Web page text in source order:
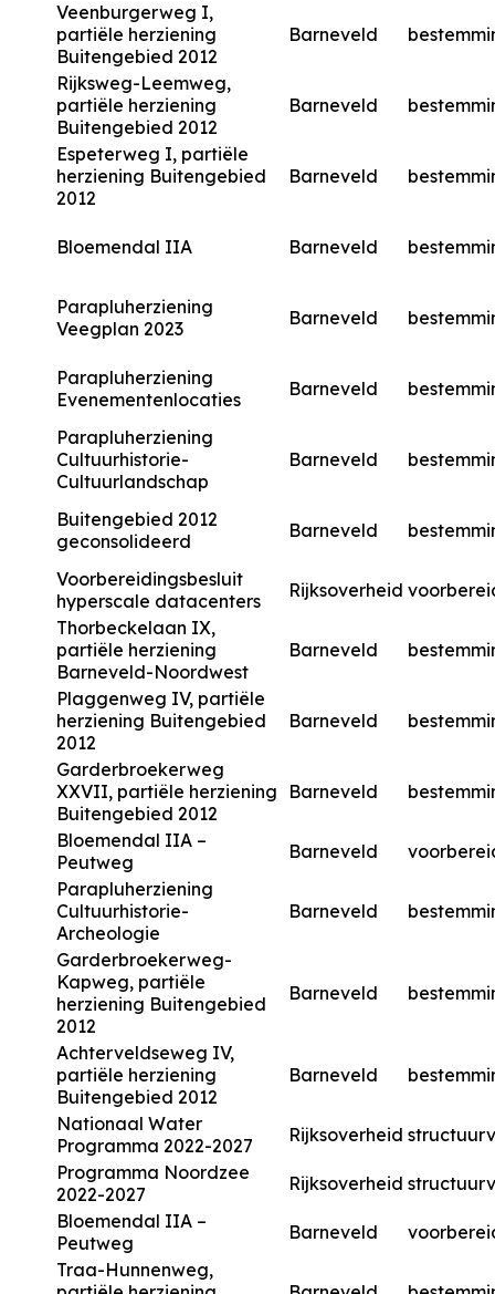
Veenburgerweg I,
partiële herziening
Buitengebied 2012
Barneveld
Rijksweg-Leemweg,
partiële herziening
Buitengebied 2012
Barneveld
Espeterweg I, partiële
herziening Buitengebied
2012
Barneveld
Bloemendal IIA Barneveld
Parapluherziening
Veegplan 2023
Barneveld
Parapluherziening
Evenementenlocaties
Barneveld
Parapluherziening
Cultuurhistorie-
Cultuurlandschap
Barneveld
Buitengebied 2012
geconsolideerd
Barneveld
Voorbereidingsbesluit
hyperscale datacenters
Rijksoverheid
Thorbeckelaan IX,
partiële herziening
Barneveld-Noordwest
Barneveld
Plaggenweg IV, partiële
herziening Buitengebied
2012
Barneveld
Garderbroekerweg
XXVII, partiële herziening
Buitengebied 2012
Barneveld
Bloemendal IIA –
Peutweg
Barneveld
Parapluherziening
Cultuurhistorie-
Archeologie
Barneveld
Garderbroekerweg-
Kapweg, partiële
herziening Buitengebied
2012
Barneveld
Achterveldseweg IV,
partiële herziening
Buitengebied 2012
Barneveld
Nationaal Water
Programma 2022-2027
Rijksoverheid
Programma Noordzee
2022-2027
Rijksoverheid
Bloemendal IIA –
Peutweg
Barneveld
Traa-Hunnenweg,